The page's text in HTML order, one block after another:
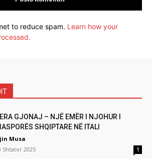
to reduce spam. Learn how your
GJONAJ – NJË EMËR I NJOHUR I
SHQIPTARE NË ITALI
Musa
Shtator 2025
1